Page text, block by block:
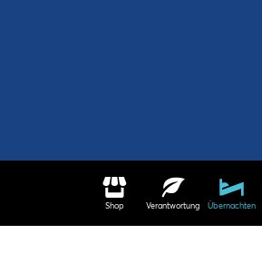
Shop Verantwortung Übernachten